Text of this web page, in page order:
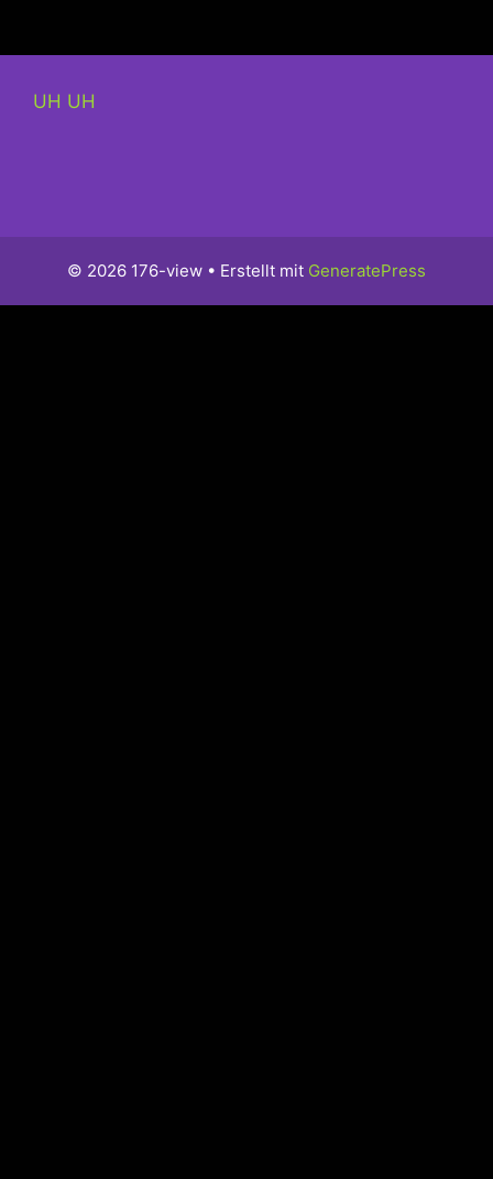
UH UH
© 2026 176-view • Erstellt mit GeneratePress